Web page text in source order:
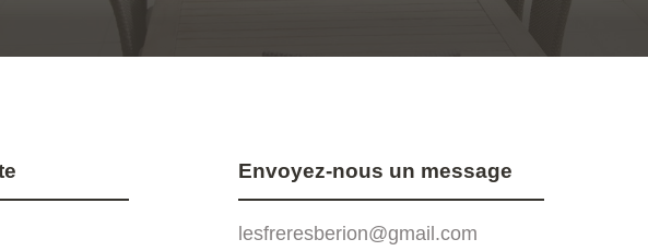
Envoyez-nous un message
lesfreresberion@gmail.com